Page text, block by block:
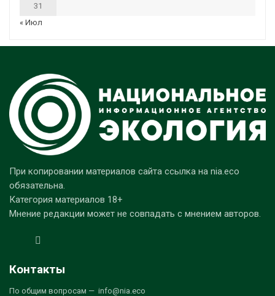
31
« Июл
При копировании материалов сайта ссылка на nia.eco
обязательна.
Категория материалов 18+
Мнение редакции может не совпадать с мнением авторов.
Контакты
По общим вопросам — info@nia.eco